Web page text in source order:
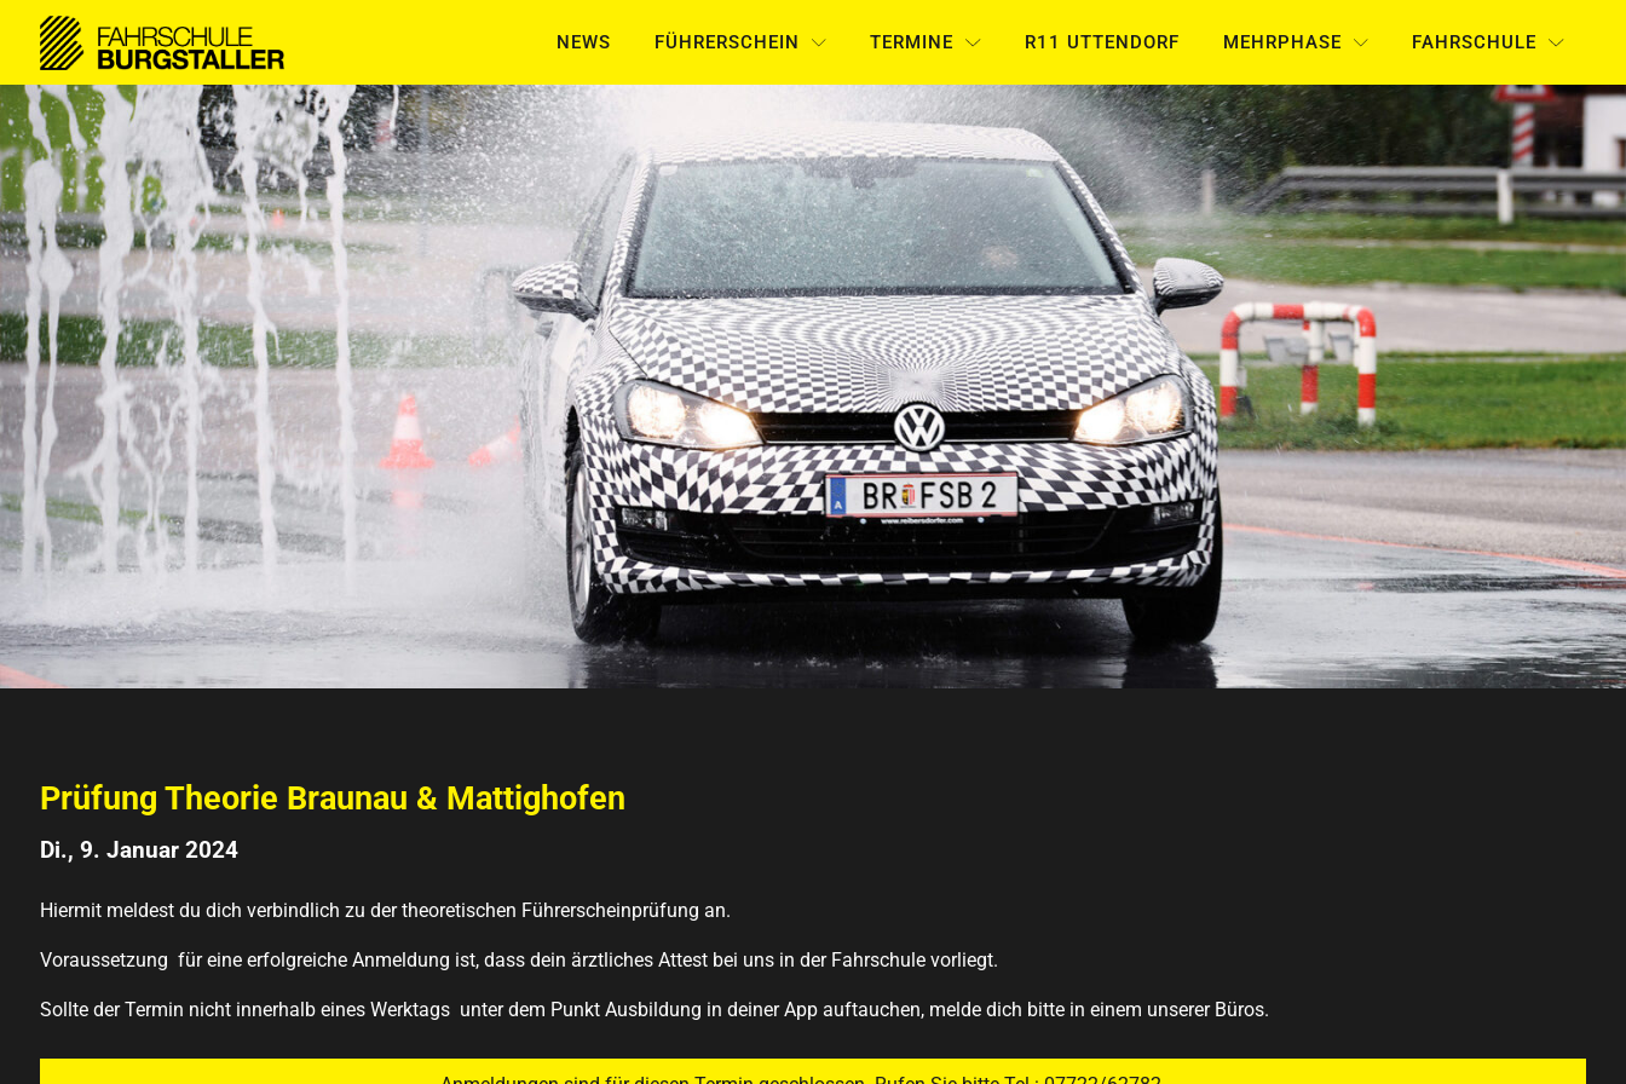
NEWS FÜHRERSCHEIN TERMINE R11 UTTENDORF MEHRPHASE FAHRSCHULE
Prüfung Theorie Braunau & Mattighofen
Di., 9. Januar 2024
Hiermit meldest du dich verbindlich zu der theoretischen Führerscheinprüfung an.
Voraussetzung für eine erfolgreiche Anmeldung ist, dass dein ärztliches Attest bei uns in der Fahrschule vorliegt.
Sollte der Termin nicht innerhalb eines Werktags unter dem Punkt Ausbildung in deiner App auftauchen, melde dich bitte in einem unserer Büros.